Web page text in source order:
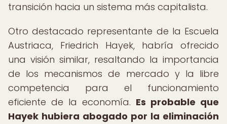
transición hacia un sistema más capitalista.
Otro destacado representante de la Escuela
Austriaca, Friedrich Hayek, habría ofrecido
una visión similar, resaltando la importancia
de los mecanismos de mercado y la libre
competencia para el funcionamiento
eficiente de la economía. Es probable que
Hayek hubiera abogado por la eliminación